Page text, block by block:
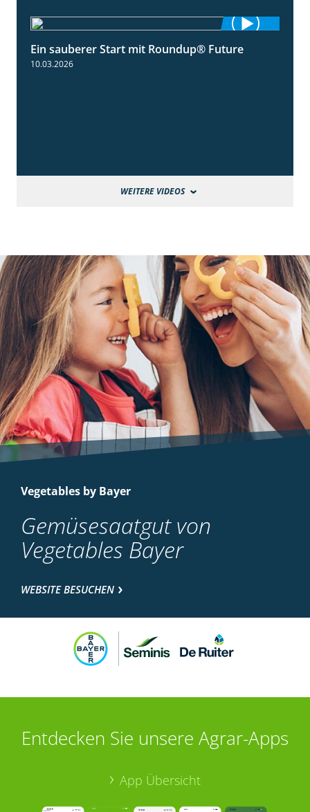
2:01
Ein sauberer Start mit Roundup® Future
10.03.2026
WEITERE VIDEOS
Vegetables by Bayer
Gemüsesaatgut von
Vegetables Bayer
WEBSITE BESUCHEN
Entdecken Sie unsere Agrar-Apps
App Übersicht